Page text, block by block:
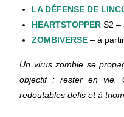
LA DÉFENSE DE
HEARTSTOPPER S2 –
ZOMBIVERSE – à
Un virus zombie se
objectif : rester en vie.
redoutables défis et à